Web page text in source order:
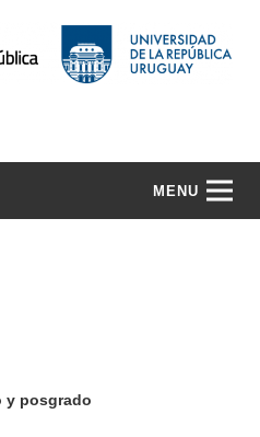
MENU
y posgrado